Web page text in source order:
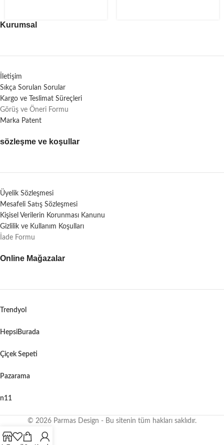
Kurumsal
İletişim
Sıkça Sorulan Sorular
Kargo ve Teslimat Süreçleri
Görüş ve Öneri Formu
Marka Patent
sözleşme ve koşullar
Üyelik Sözleşmesi
Mesafeli Satış Sözleşmesi
Kişisel Verilerin Korunması Kanunu
Gizlilik ve Kullanım Koşulları
İade Formu
Online Mağazalar
Trendyol
HepsiBurada
Çiçek Sepeti
Pazarama
n11
© 2026 Parmas Design - Bu sitenin tüm hakları saklıdır.
When autocomplete results are available use up and down arrows to